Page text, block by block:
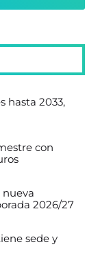
hasta 2033,
con
nueva
2026/27
sede y